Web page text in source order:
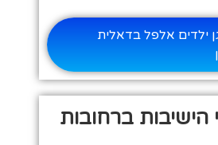
ילדים אלפל בדאלית
הישיבות ברחובות